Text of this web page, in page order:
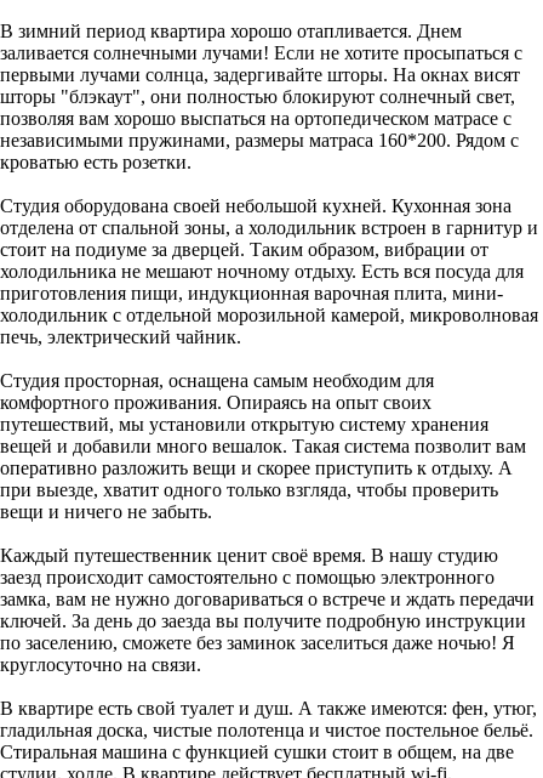
В зимний период квартира хорошо отапливается. Днем
заливается солнечными лучами! Если не хотите просыпаться с
первыми лучами солнца, задергивайте шторы. На окнах висят
шторы "блэкаут", они полностью блокируют солнечный свет,
позволяя вам хорошо выспаться на ортопедическом матрасе с
независимыми пружинами, размеры матраса 160*200. Рядом с
кроватью есть розетки.
Студия оборудована своей небольшой кухней. Кухонная зона
отделена от спальной зоны, а холодильник встроен в гарнитур и
стоит на подиуме за дверцей. Таким образом, вибрации от
холодильника не мешают ночному отдыху. Есть вся посуда для
приготовления пищи, индукционная варочная плита, мини-
холодильник с отдельной морозильной камерой, микроволновая
печь, электрический чайник.
Студия просторная, оснащена самым необходим для
комфортного проживания. Опираясь на опыт своих
путешествий, мы установили открытую систему хранения
вещей и добавили много вешалок. Такая система позволит вам
оперативно разложить вещи и скорее приступить к отдыху. А
при выезде, хватит одного только взгляда, чтобы проверить
вещи и ничего не забыть.
Каждый путешественник ценит своё время. В нашу студию
заезд происходит самостоятельно с помощью электронного
замка, вам не нужно договариваться о встрече и ждать передачи
ключей. За день до заезда вы получите подробную инструкции
по заселению, сможете без заминок заселиться даже ночью! Я
круглосуточно на связи.
В квартире есть свой туалет и душ. А также имеются: фен, утюг,
гладильная доска, чистые полотенца и чистое постельное бельё.
Стиральная машина с функцией сушки стоит в общем, на две
студии, холле. В квартире действует бесплатный wi-fi,